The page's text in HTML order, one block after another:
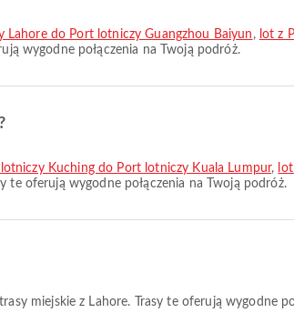
Lahore do Port lotniczy Guangzhou Baiyun , lot z
wygodne połączenia na Twoją podróż.
Kuching do Port lotniczy Kuala Lumpur,
oferują wygodne połączenia na Twoją podróż.
miejskie z Lahore. Trasy te oferują wygodne